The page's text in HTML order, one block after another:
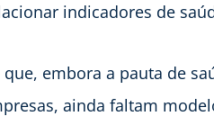
indicadores de
que, embora a pauta de
ainda faltam